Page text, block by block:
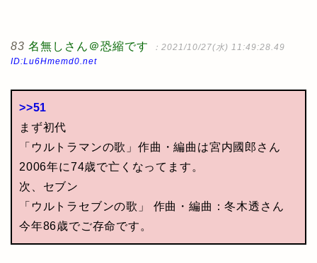
83 名無しさん＠恐縮です
：2021/10/27(水) 11:49:28.49
ID:Lu6Hmemd0.net
>>51
まず初代
「ウルトラマンの歌」作曲・編曲は宮内國郎さん
2006年に74歳で亡くなってます。
次、セブン
「ウルトラセブンの歌」 作曲・編曲：冬木透さん
今年86歳でご存命です。